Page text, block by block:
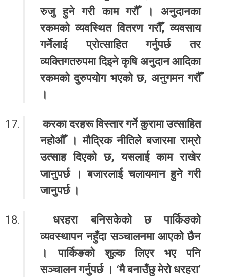
रुजु हुने गरी काम गरौँ । अनुदानका
रकमको व्यवस्थित वितरण गरौँ, व्यवसाय
गर्नेलाई प्रोत्साहित गर्नुपर्छ तर
व्यक्तिगतरुपमा दिइने कृषि अनुदान आदिका
रकमको दुरुपयोग भएको छ, अनुगमन गरौँ
।
करका दरहरू विस्तार गर्ने कुरामा उत्साहित
नहोऔँ । मौद्रिक नीतिले बजारमा राम्रो
उत्साह दिएको छ, यसलाई काम राखेर
जानुपर्छ । बजारलाई चलायमान हुने गरी
जानुपर्छ ।
धरहरा बनिसकेको छ पार्किङको
व्यवस्थापन नहुँदा सञ्चालनमा आएको छैन
। पार्किङको शुल्क लिएर भए पनि
सञ्चालन गर्नुपर्छ । ‘मै बनाउँछु मेरो धरहरा’